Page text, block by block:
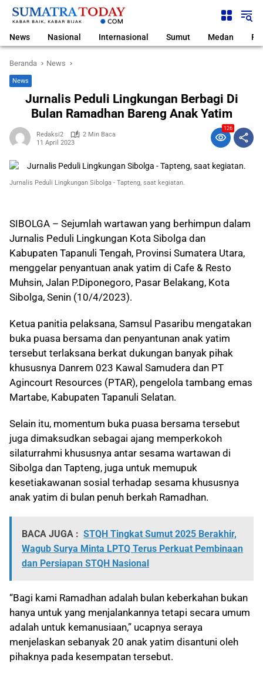
Langsung
News Nasional Internasional Sumut Medan
Beranda News
News
Jurnalis Peduli Lingkungan Berbagi Di
Bulan Ramadhan Bareng Anak Yatim
Redaksi2
2 Min Baca
11 April 2023
126
Jurnalis Peduli Lingkungan Sibolga - Tapteng, saat kegiatan.
SIBOLGA – Sejumlah wartawan yang berhimpun dalam
Jurnalis Peduli Lingkungan Kota Sibolga dan
Kabupaten Tapanuli Tengah, Provinsi Sumatera Utara,
menggelar penyantuan anak yatim di Cafe & Resto
Muhsin, Jalan P.Diponegoro, Pasar Belakang, Kota
Sibolga, Senin (10/4/2023).
Ketua panitia pelaksana, Samsul Pasaribu mengatakan
buka puasa bersama dan penyantunan anak yatim
tersebut terlaksana berkat dukungan banyak pihak
khususnya Danrem 023 Kawal Samudera dan PT
Agincourt Resources (PTAR), pengelola tambang emas
Martabe, Kabupaten Tapanuli Selatan.
Selain itu, momentum buka puasa bersama tersebut
juga dimaksudkan sebagai ajang memperkokoh
silaturrahmi khususnya antar sesama wartawan di
Sibolga dan Tapteng, juga untuk memupuk
kesetiakawanan sosial terhadap sesama khususnya
anak yatim di bulan penuh berkah Ramadhan.
BACA JUGA : STQH Tingkat Sumut 2025 Berakhir,
Wagub Surya Minta LPTQ Terus Perkuat Pembinaan
dan Persiapan STQH Nasional
“Bagi kami Ramadhan adalah bulan keberkahan bukan
hanya untuk yang menjalankannya tetapi secara umum
adalah untuk kemanusiaan,” ucapnya seraya
menjelaskan sebanyak 20 anak yatim disantuni oleh
pihaknya pada kesempatan tersebut.